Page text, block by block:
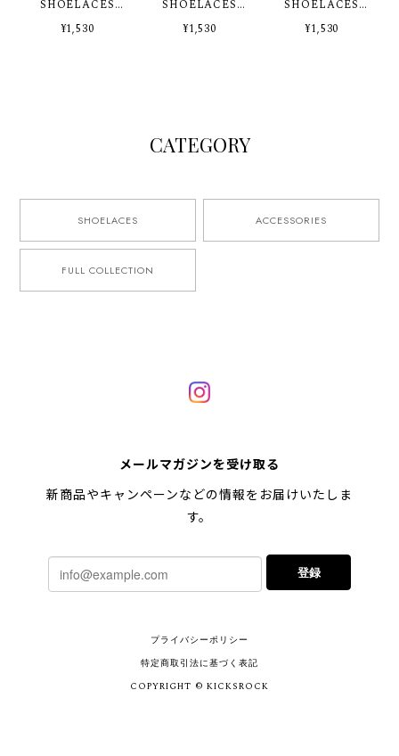
SHOELACES
"YELLOW"
¥1,530
SHOELACES
CREAM
¥1,530
SHOELACES
COURT
PURPLE
¥1,530
CATEGORY
SHOELACES ACCESSORIES
FULL COLLECTION
メールマガジンを受け取る
新商品やキャンペーンなどの情報をお届けいたしま
す。
登録
プライバシーポリシー
特定商取引法に基づく表記
COPYRIGHT © KICKSROCK